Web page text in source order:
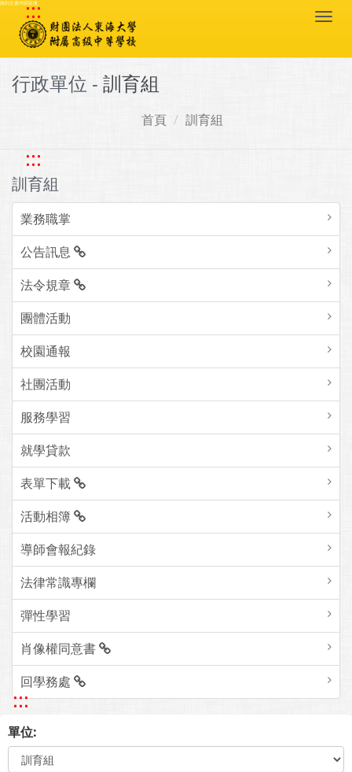
跳到主要內容區塊
:::
行政單位 - 訓育組
首頁 訓育組
:::
訓育組
業務職掌
公告訊息
法令規章
團體活動
校園通報
社團活動
服務學習
就學貸款
表單下載
活動相簿
導師會報紀錄
法律常識專欄
彈性學習
肖像權同意書
回學務處
:::
單位: